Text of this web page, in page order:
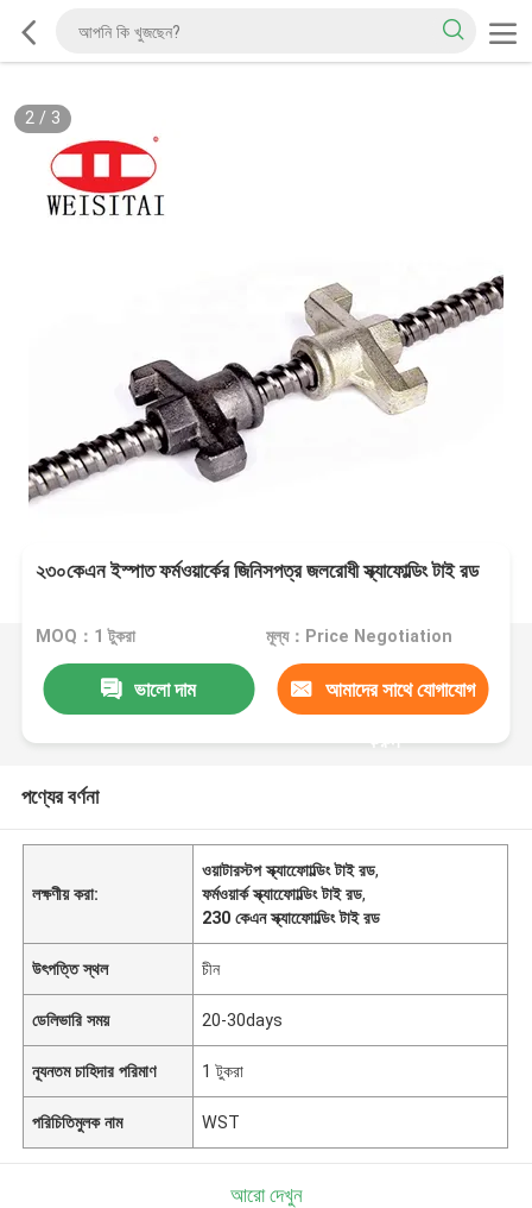
2/ 3
২৩০কেএন ইস্পাত ফর্মওয়ার্কের জিনিসপত্র জলরোধী স্ক্যাফোল্ডিং টাই রড
MOQ：1 টুকরা মূল্য：Price Negotiation
ভালো দাম আমাদের সাথে যোগাযোগ
করুন
পণ্যের বর্ণনা
লক্ষণীয় করা:
ওয়াটারস্টপ স্ক্যাফোোল্ডিং টাই রড,
ফর্মওয়ার্ক স্ক্যাফোোল্ডিং টাই রড,
230 কেএন স্ক্যাফোোল্ডিং টাই রড
উৎপত্তি স্থল চীন
ডেলিভারি সময় 20-30days
ন্যূনতম চাহিদার পরিমাণ 1 টুকরা
পরিচিতিমুলক নাম WST
আরো দেখুন